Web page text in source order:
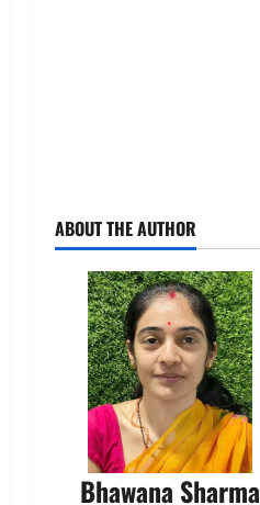
ABOUT THE AUTHOR
Bhawana Sharma